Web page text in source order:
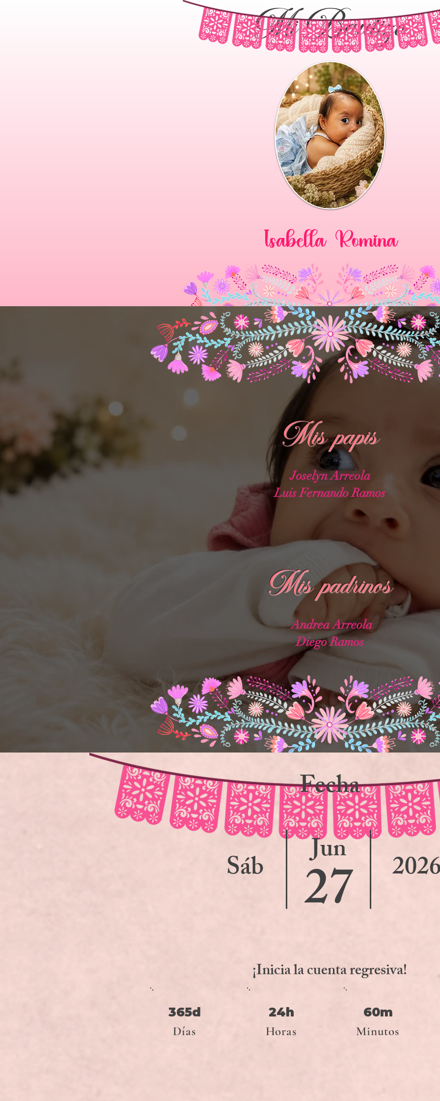
Mi Bautizo
Isabella Romina
Mis papis
Joselyn Arreola
Luis Fernando Ramos
Mis padrinos
Andrea Arreola
Diego Ramos
Fecha
27
Jun
Sáb
¡Inicia la cuenta regresiva!
365d 24h
60m
Días
Horas Minutos